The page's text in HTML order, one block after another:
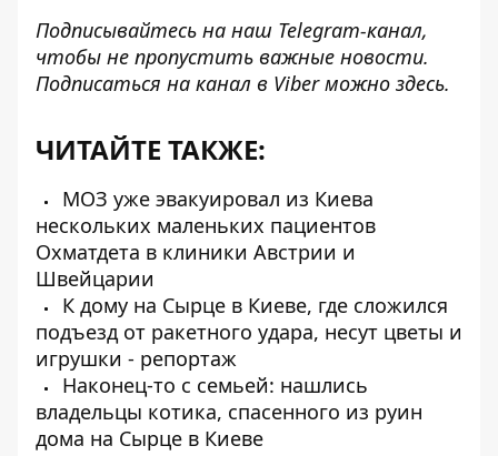
Подписывайтесь на наш Telegram-канал,
чтобы не пропустить важные новости.
Подписаться на канал в Viber можно здесь.
ЧИТАЙТЕ ТАКЖЕ:
МОЗ уже эвакуировал из Киева
нескольких маленьких пациентов
Охматдета в клиники Австрии и
Швейцарии
К дому на Сырце в Киеве, где сложился
подъезд от ракетного удара, несут цветы и
игрушки - репортаж
Наконец-то с семьей: нашлись
владельцы котика, спасенного из руин
дома на Сырце в Киеве